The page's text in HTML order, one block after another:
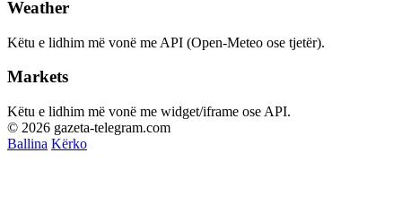
Weather
Këtu e lidhim më vonë me API (Open-Meteo ose tjetër).
Markets
Këtu e lidhim më vonë me widget/iframe ose API.
© 2026 gazeta-telegram.com
Ballina Kërko